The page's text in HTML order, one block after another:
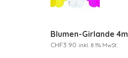
Blumen-Girlande 4m
CHF3.90 inkl. 8.1% MwSt.